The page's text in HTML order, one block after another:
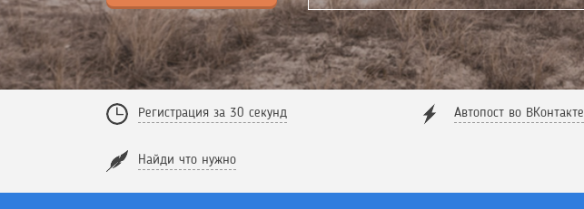
Регистрация за 30 секунд Автопост во ВКонтакте
Найди что нужно